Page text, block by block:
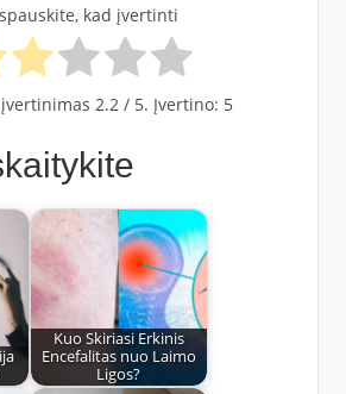
kad įvertinti
2.2/ 5. Įvertino: 5
Kuo Skiriasi Erkinis
Encefalitas nuo Laimo
Ligos?